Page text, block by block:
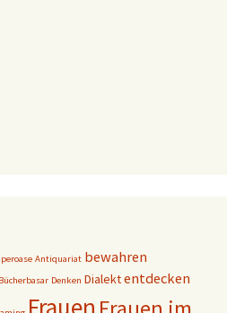
Antiquariat bewahren
Bücherbasar Denken Dialektentdecken